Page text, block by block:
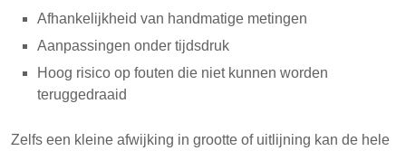
Afhankelijkheid van handmatige metingen
Aanpassingen onder tijdsdruk
Hoog risico op fouten die niet kunnen worden
teruggedraaid
Zelfs een kleine afwijking in grootte of uitlijning kan de hele